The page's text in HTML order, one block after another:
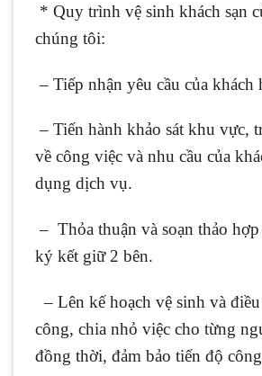
* Quy trình vệ sinh khách sạn
chúng tôi:
– Tiếp nhận yêu cầu của khách
– Tiến hành khảo sát khu vực,
về công việc và nhu cầu của
dụng dịch vụ.
– Thỏa thuận và soạn thảo
ký kết giữ 2 bên.
– Lên kế hoạch vệ sinh và
công, chia nhỏ việc cho từng
đồng thời, đảm bảo tiến độ